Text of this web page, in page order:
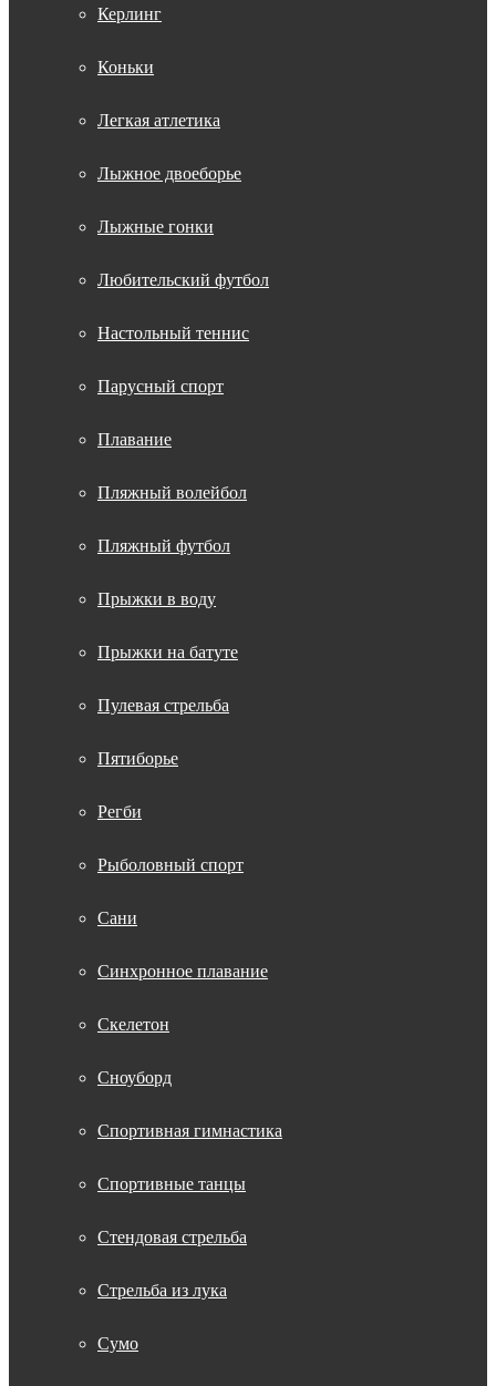
Керлинг
Коньки
Легкая атлетика
Лыжное двоеборье
Лыжные гонки
Любительский футбол
Настольный теннис
Парусный спорт
Плавание
Пляжный волейбол
Пляжный футбол
Прыжки в воду
Прыжки на батуте
Пулевая стрельба
Пятиборье
Регби
Рыболовный спорт
Сани
Синхронное плавание
Скелетон
Сноуборд
Спортивная гимнастика
Спортивные танцы
Стендовая стрельба
Стрельба из лука
Сумо